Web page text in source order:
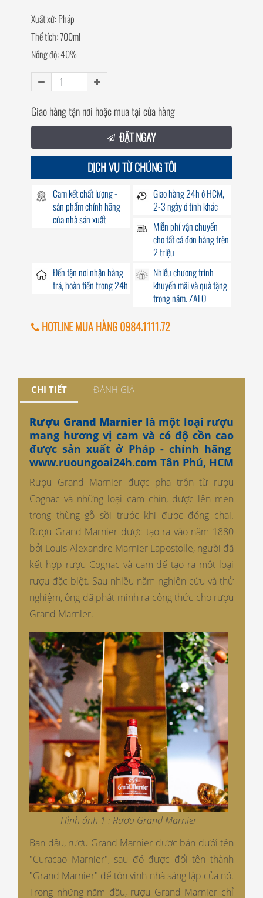
Xuất xứ: Pháp
Thể tích: 700ml
Nồng độ: 40%
Giao hàng tận nơi hoặc mua tại cửa hàng
ĐẶT NGAY
DỊCH VỤ TỪ CHÚNG TÔI
Cam kết chất lượng -
sản phẩm chính hãng
của nhà sản xuất
Giao hàng24hở HCM,
2-3 ngày ở tỉnh khác
Miễn phí vận chuyển
cho tất cả đơn hàng trên
2 triệu
Đếntận nơinhận hàng
trả, hoàn tiền trong24h
Nhiều chương trình
khuyến mãivà quà tặng
trong năm. ZALO
HOTLINE MUA HÀNG 0984.1111.72
CHI TIẾT ĐÁNH GIÁ
Rượu Grand Marnierlà một loại rượu
mang hương vị cam và có độ cồn cao
được sản xuất ở Pháp - chính hãng
www.ruoungoai24h.com Tân Phú, HCM
Rượu Grand Marnier được pha trộn từ rượu
Cognac và những loại cam chín, được lên men
trong thùng gỗ sồi trước khi được đóng chai.
Rượu Grand Marnier được tạo ra vào năm 1880
bởi Louis-Alexandre Marnier Lapostolle, người đã
kết hợp rượu Cognac và cam để tạo ra một loại
rượu đặc biệt. Sau nhiều năm nghiên cứu và thử
nghiệm, ông đã phát minh ra công thức cho rượu
Grand Marnier.
Hình ảnh 1 : Rượu Grand Marnier
Ban đầu, rượu Grand Marnier được bán dưới tên
"Curacao Marnier", sau đó được đổi tên thành
"Grand Marnier" để tôn vinh nhà sáng lập của nó.
Trong những năm đầu, rượu Grand Marnier chỉ